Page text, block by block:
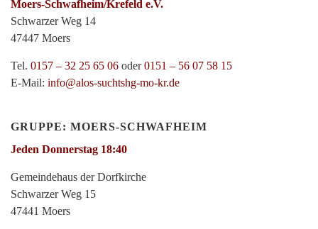
Moers-Schwafheim/Krefeld e.V.
Schwarzer Weg 14
47447 Moers
Tel. 0157 – 32 25 65 06 oder0151 – 56 07 58 15
E-Mail: info@alos-suchtshg-mo-kr.de
GRUPPE: MOERS-SCHWAFHEIM
Jeden Donnerstag 18:40
Gemeindehaus der Dorfkirche
Schwarzer Weg 15
47441 Moers